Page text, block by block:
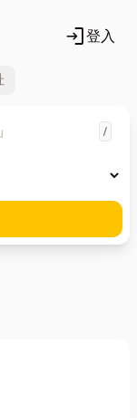
login登入
/